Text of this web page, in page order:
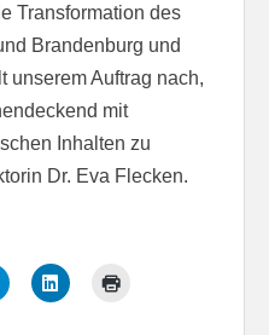
Transformation des
Brandenburg und
unserem Auftrag nach,
mit
Inhalten zu
Dr. Eva Flecken.